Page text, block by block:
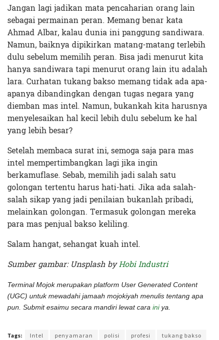
Jangan lagi jadikan mata pencaharian orang lain
sebagai permainan peran. Memang benar kata
Ahmad Albar, kalau dunia ini panggung sandiwara.
Namun, baiknya dipikirkan matang-matang terlebih
dulu sebelum memilih peran. Bisa jadi menurut kita
hanya sandiwara tapi menurut orang lain itu adalah
lara. Curhatan tukang bakso memang tidak ada apa-
apanya dibandingkan dengan tugas negara yang
diemban mas intel. Namun, bukankah kita harusnya
menyelesaikan hal kecil lebih dulu sebelum ke hal
yang lebih besar?
Setelah membaca surat ini, semoga saja para mas
intel mempertimbangkan lagi jika ingin
berkamuflase. Sebab, memilih jadi salah satu
golongan tertentu harus hati-hati. Jika ada salah-
salah sikap yang jadi penilaian bukanlah pribadi,
melainkan golongan. Termasuk golongan mereka
para mas penjual bakso keliling.
Salam hangat, sehangat kuah intel.
Sumber gambar: Unsplash byHobi Industri
Terminal Mojok merupakan platform User Generated Content
(UGC) untuk mewadahi jamaah mojokiyah menulis tentang apa
pun. Submit esaimu secara mandiri lewat cara iniya.
Tags: Intel penyamaran polisi profesi tukang bakso